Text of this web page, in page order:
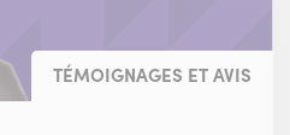
TÉMOIGNAGES ET AVIS